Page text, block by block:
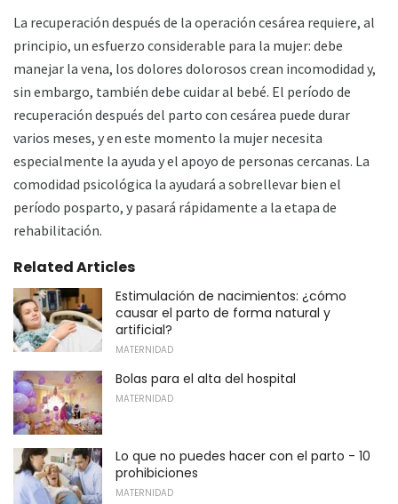
La recuperación después de la operación cesárea requiere, al
principio, un esfuerzo considerable para la mujer: debe
manejar la vena, los dolores dolorosos crean incomodidad y,
sin embargo, también debe cuidar al bebé. El período de
recuperación después del parto con cesárea puede durar
varios meses, y en este momento la mujer necesita
especialmente la ayuda y el apoyo de personas cercanas. La
comodidad psicológica la ayudará a sobrellevar bien el
período posparto, y pasará rápidamente a la etapa de
rehabilitación.
Related Articles
Estimulación de nacimientos: ¿cómo
causar el parto de forma natural y
artificial?
MATERNIDAD
Bolas para el alta del hospital
MATERNIDAD
Lo que no puedes hacer con el parto - 10
prohibiciones
MATERNIDAD